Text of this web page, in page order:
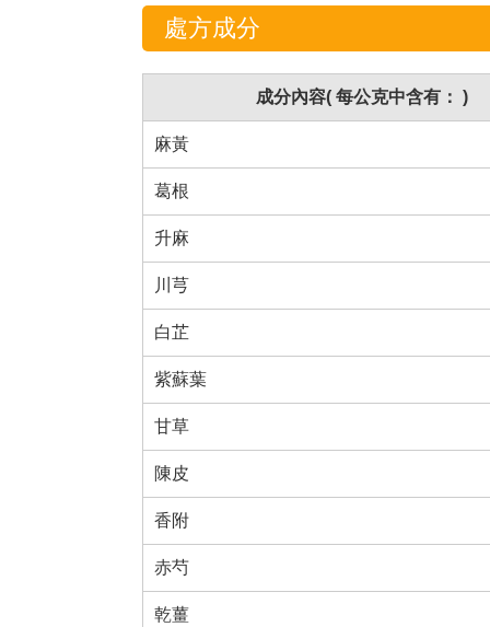
處方成分
成分內容( 每公克中含有： )
麻黃
葛根
升麻
川芎
白芷
紫蘇葉
甘草
陳皮
香附
赤芍
乾薑